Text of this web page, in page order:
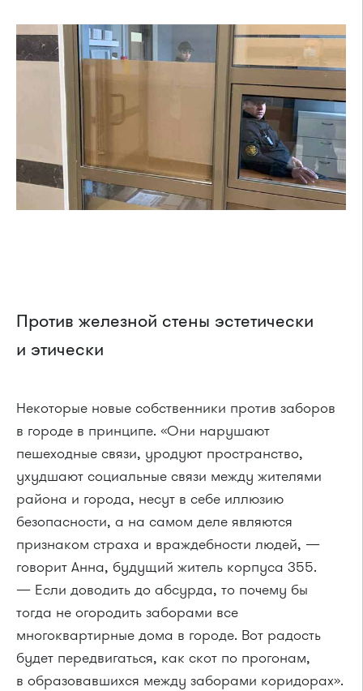
Против железной стены эстетически
и этически
Некоторые новые собственники против заборов
в городе в принципе. «Они нарушают
пешеходные связи, уродуют пространство,
ухудшают социальные связи между жителями
района и города, несут в себе иллюзию
безопасности, а на самом деле являются
признаком страха и враждебности людей, —
говорит Анна, будущий житель корпуса 355.
— Если доводить до абсурда, то почему бы
тогда не огородить заборами все
многоквартирные дома в городе. Вот радость
будет передвигаться, как скот по прогонам,
в образовавшихся между заборами коридорах».